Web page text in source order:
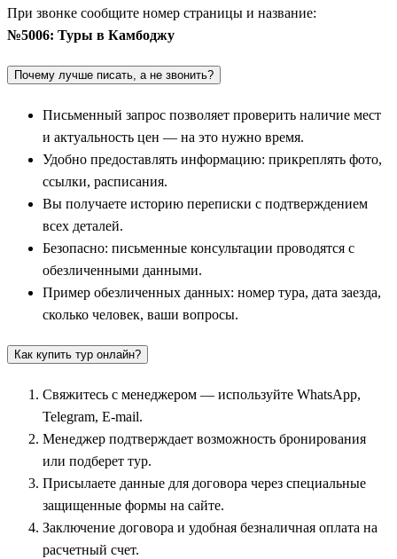
грандиозный Ангкор
большинства экскурсионных маршрутов является колоритный
официальными воротами к главному сокровищу страны.
Именно здесь расположен легендарныйАнгкор—
колоссальный археологический комплекс и древняя столица
Кхмерской империи, раскинувшаяся на площади более 400
квадратных километров. Профессиональный гид проведет вас
по самым интересным и наименее загруженным тропам этого
каменного лабиринта.
Экскурсионная программа включает детальный осмотр
шедевров древнего зодчества. Центральной точкой маршрута
религиозное сооружение в истории человечества, чьи
посещает укрепленный город Ангкор-Том с загадочным
храмом Байон, на башнях которого высечены гигантские
каменные лики улыбающегося Будды, и опутанный корнями
столетних деревьев храм Та Пром, известный всему миру по
фильмам о Ларе Крофт.
Чтобы составить полное представление о масштабах древней
цивилизации, путевки включают поездки к скрытым и
При звонке сообщите номер страницы и название:
№5006: Туры в Камбоджу
Почему лучше писать, а не звонить?
Письменный запрос позволяет проверить наличие мест
и актуальность цен — на это нужно время.
Удобно предоставлять информацию: прикреплять фото,
ссылки, расписания.
Вы получаете историю переписки с подтверждением
всех деталей.
Безопасно: письменные консультации проводятся с
обезличенными данными.
Пример обезличенных данных: номер тура, дата заезда,
сколько человек, ваши вопросы.
Как купить тур онлайн?
Свяжитесь с менеджером — используйте WhatsApp,
Telegram, E-mail.
Менеджер подтверждает возможность бронирования
или подберет тур.
Присылаете данные для договора через специальные
защищенные формы на сайте.
Заключение договора и удобная безналичная оплата на
расчетный счет.